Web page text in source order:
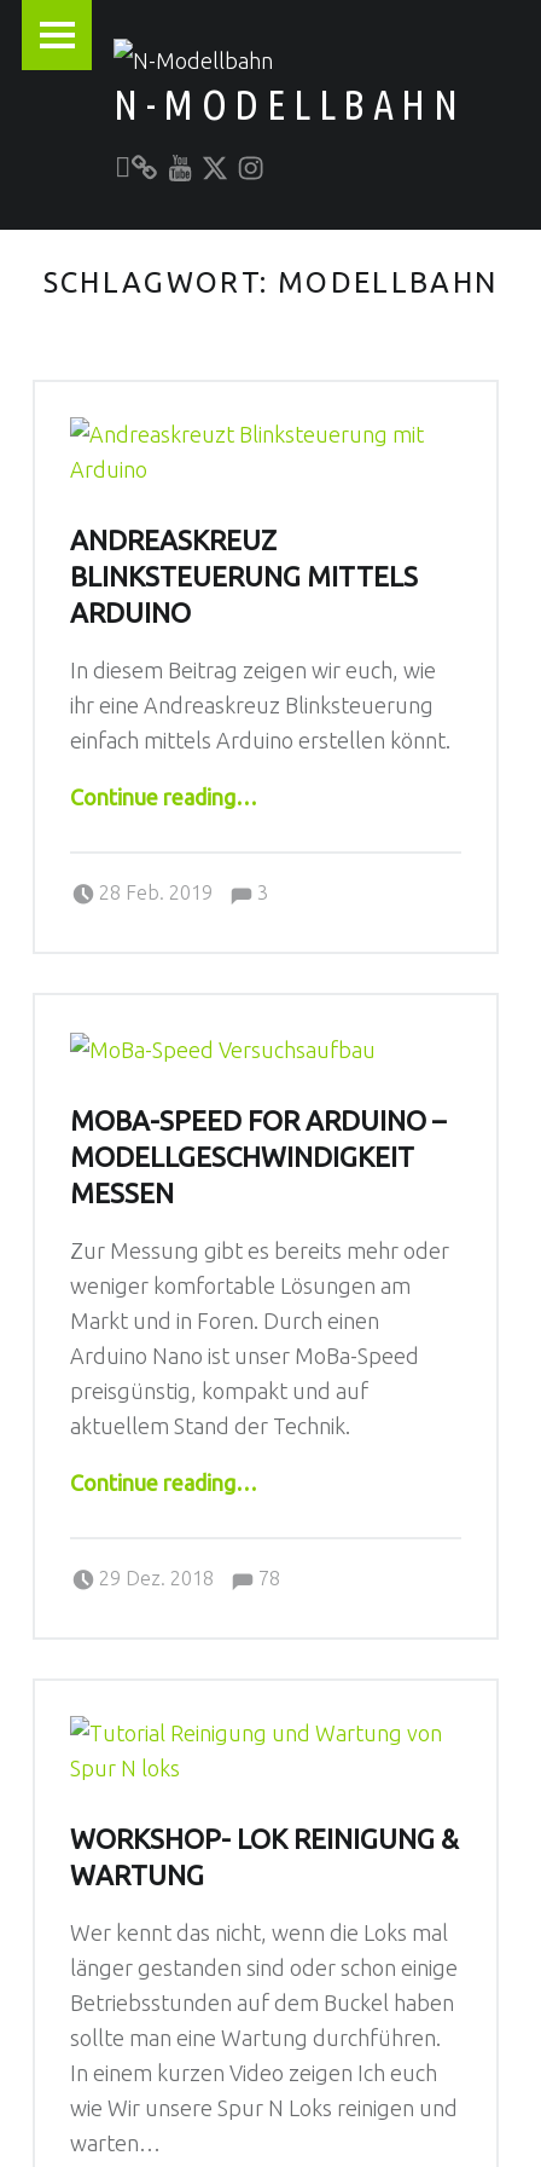
N-MODELLBAHN
Alles rund um die Modellbahn
SCHLAGWORT: MODELLBAHN
ANDREASKREUZ
BLINKSTEUERUNG MITTELS
ARDUINO
In diesem Beitrag zeigen wir euch, wie
ihr eine Andreaskreuz Blinksteuerung
einfach mittels Arduino erstellen könnt.
Continue reading…
28 Feb. 2019
Sebastian Comments:3
MOBA-SPEED FOR ARDUINO –
MODELLGESCHWINDIGKEIT
MESSEN
Zur Messung gibt es bereits mehr oder
weniger komfortable Lösungen am
Markt und in Foren. Durch einen
Arduino Nano ist unser MoBa-Speed
preisgünstig, kompakt und auf
aktuellem Stand der Technik.
Continue reading“MoBa-Speed for Arduino – Modellgeschwindigkeit messen”
…
29 Dez. 2018
Comments:78
WORKSHOP- LOK REINIGUNG &
WARTUNG
Wer kennt das nicht, wenn die Loks mal
länger gestanden sind oder schon einige
Betriebsstunden auf dem Buckel haben
sollte man eine Wartung durchführen.
In einem kurzen Video zeigen Ich euch
wie Wir unsere Spur N Loks reinigen und
warten…